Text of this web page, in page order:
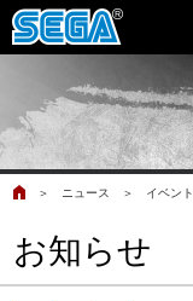
＞ ニュース ＞ イベント
お知らせ